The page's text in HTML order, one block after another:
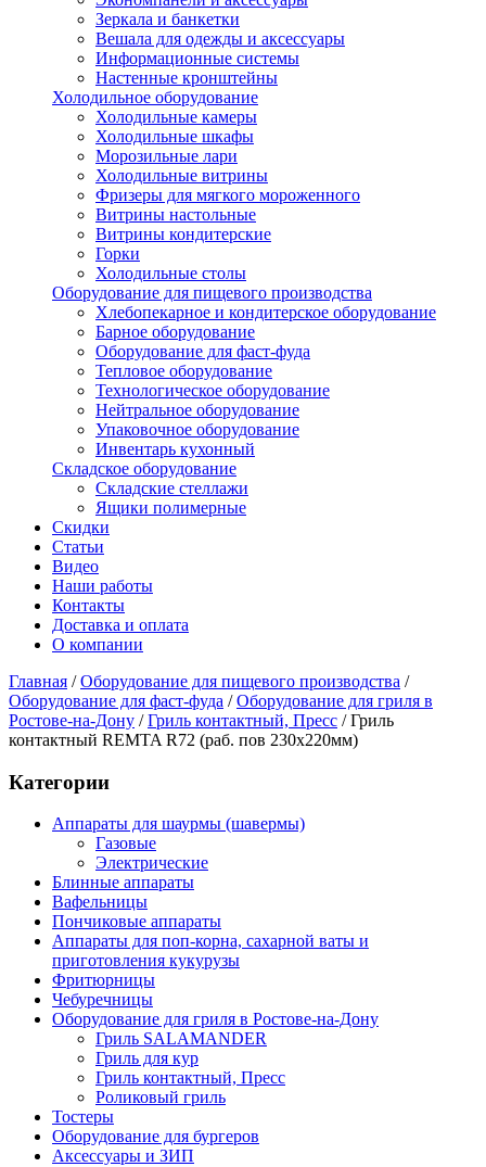
Зеркала и банкетки
Вешала для одежды и аксессуары
Информационные системы
Настенные кронштейны
Холодильное оборудование
Холодильные камеры
Холодильные шкафы
Морозильные лари
Холодильные витрины
Фризеры для мягкого мороженного
Витрины настольные
Витрины кондитерские
Горки
Холодильные столы
Оборудование для пищевого производства
Хлебопекарное и кондитерское оборудование
Барное оборудование
Оборудование для фаст-фуда
Тепловое оборудование
Технологическое оборудование
Нейтральное оборудование
Упаковочное оборудование
Инвентарь кухонный
Складское оборудование
Складские стеллажи
Ящики полимерные
Скидки
Статьи
Видео
Наши работы
Контакты
Доставка и оплата
О компании
Главная / Оборудование для пищевого производства /
Оборудование для фаст-фуда / Оборудование для гриля в
Ростове-на-Дону / Гриль контактный, Пресс / Гриль
контактный REMTA R72 (раб. пов 230х220мм)
Категории
Аппараты для шаурмы (шавермы)
Газовые
Электрические
Блинные аппараты
Вафельницы
Пончиковые аппараты
Аппараты для поп-корна, сахарной ваты и
приготовления кукурузы
Фритюрницы
Чебуречницы
Оборудование для гриля в Ростове-на-Дону
Гриль SALAMANDER
Гриль для кур
Гриль контактный, Пресс
Роликовый гриль
Тостеры
Оборудование для бургеров
Аксессуары и ЗИП